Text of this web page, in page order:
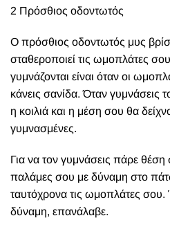
2 Πρόσθιος οδοντωτός
Ο πρόσθιος οδοντωτός μυς
σταθεροποιεί τις ωμοπλάτες
γυμνάζονται είναι όταν οι
κάνεις σανίδα. Όταν γυμνάσεις
η κοιλιά και η μέση σου θα
γυμνασμένες.
Για να τον γυμνάσεις πάρε θέση
παλάμες σου με δύναμη στο
ταυτόχρονα τις ωμοπλάτες
δύναμη, επανάλαβε.